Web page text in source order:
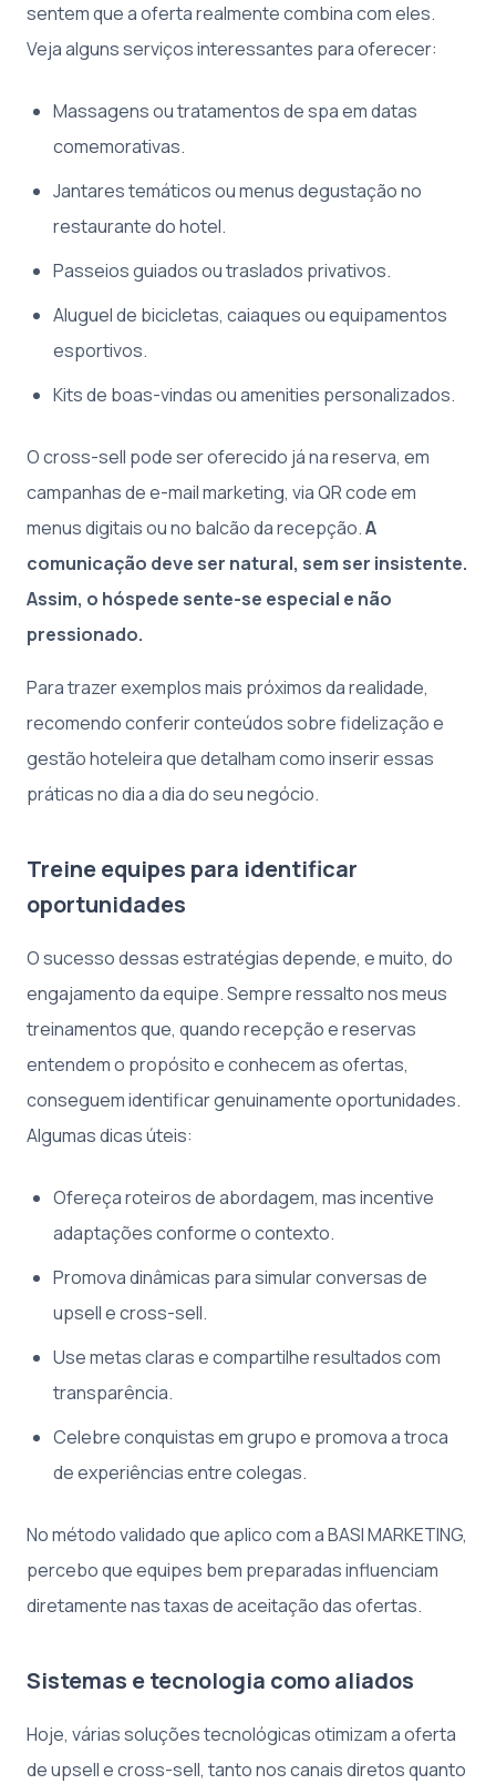
sentem que a oferta realmente combina com eles.
Veja alguns serviços interessantes para oferecer:
Massagens ou tratamentos de spa em datas
comemorativas.
Jantares temáticos ou menus degustação no
restaurante do hotel.
Passeios guiados ou traslados privativos.
Aluguel de bicicletas, caiaques ou equipamentos
esportivos.
Kits de boas-vindas ou amenities personalizados.
O cross-sell pode ser oferecido já na reserva, em
campanhas de e-mail marketing, via QR code em
menus digitais ou no balcão da recepção.A
comunicação deve ser natural, sem ser insistente.
Assim, o hóspede sente-se especial e não
pressionado.
Para trazer exemplos mais próximos da realidade,
recomendo conferir conteúdos sobre fidelização e
gestão hoteleira que detalham como inserir essas
práticas no dia a dia do seu negócio.
Treine equipes para identificar
oportunidades
O sucesso dessas estratégias depende, e muito, do
engajamento da equipe. Sempre ressalto nos meus
treinamentos que, quando recepção e reservas
entendem o propósito e conhecem as ofertas,
conseguem identificar genuinamente oportunidades.
Algumas dicas úteis:
Ofereça roteiros de abordagem, mas incentive
adaptações conforme o contexto.
Promova dinâmicas para simular conversas de
upsell e cross-sell.
Use metas claras e compartilhe resultados com
transparência.
Celebre conquistas em grupo e promova a troca
de experiências entre colegas.
No método validado que aplico com a BASI MARKETING,
percebo que equipes bem preparadas influenciam
diretamente nas taxas de aceitação das ofertas.
Sistemas e tecnologia como aliados
Hoje, várias soluções tecnológicas otimizam a oferta
de upsell e cross-sell, tanto nos canais diretos quanto